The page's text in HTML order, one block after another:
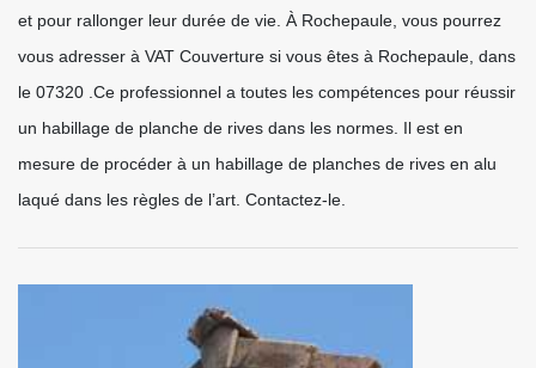
et pour rallonger leur durée de vie. À Rochepaule, vous pourrez
vous adresser à VAT Couverture si vous êtes à Rochepaule, dans
le 07320 .Ce professionnel a toutes les compétences pour réussir
un habillage de planche de rives dans les normes. Il est en
mesure de procéder à un habillage de planches de rives en alu
laqué dans les règles de l’art. Contactez-le.